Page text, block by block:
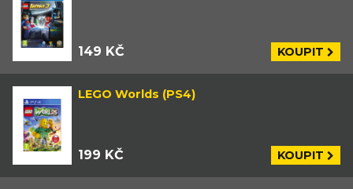
149 KČ KOUPIT
LEGO Worlds (PS4)
199 KČ KOUPIT